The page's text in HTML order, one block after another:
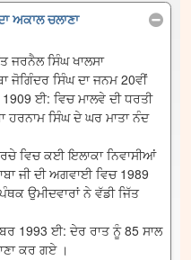
ਅਕਾਲ ਚਲਾਣਾ
ਜਰਨੈਲ ਸਿੰਘ ਖਾਲਸਾ
ਜੋਗਿੰਦਰ ਸਿੰਘ ਦਾ ਜਨਮ 20ਵੀਂ
ਈ: ਵਿਚ ਮਾਲਵੇ ਦੀ ਧਰਤੀ
ਹਰਨਾਮ ਸਿੰਘ ਦੇ ਘਰ ਮਾਤਾ ਨੰਦ
ਵਿਚ ਕਈ ਇਲਾਕਾ ਨਿਵਾਸੀਆਂ
ਜੀ ਦੀ ਅਗਵਾਈ ਵਿਚ 1989
ਉਮੀਦਵਾਰਾਂ ਨੇ ਵੱਡੀ ਜਿੱਤ
1993 ਈ: ਦੇਰ ਰਾਤ ਨੂੰ 85 ਸਾਲ
ਕਰ ਗਏ ।